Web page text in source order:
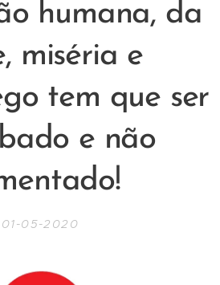
humana, da
miséria e
tem que ser
e não
01-05-2020